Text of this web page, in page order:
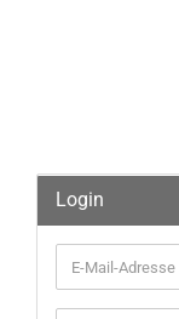
Login
E-
Mail-
Adresse